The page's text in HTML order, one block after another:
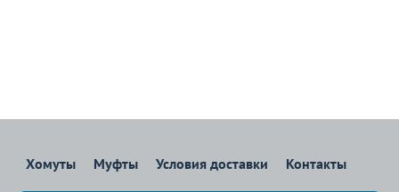
Хомуты Муфты Условия доставки Контакты